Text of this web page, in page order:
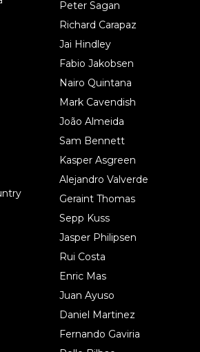
Peter Sagan
Richard Carapaz
Jai Hindley
Fabio Jakobsen
Nairo Quintana
Mark Cavendish
João Almeida
Sam Bennett
Kasper Asgreen
Alejandro Valverde
Geraint Thomas
Sepp Kuss
Jasper Philipsen
Rui Costa
Enric Mas
Juan Ayuso
Daniel Martinez
Fernando Gaviria